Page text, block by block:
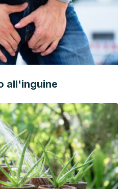
Dolor de garganta.
el 04 de junio 2023.
diseases-conditions/sore-
drc-20351640#treatment
Raheel, S. A., Azzeghaiby, S.,
Effect of yogurt and pH
salivary flow rate in healthy
crossover study.Interventional
,7(4), 147–151.
pmc/articles/PMC4701165/
all'inguine